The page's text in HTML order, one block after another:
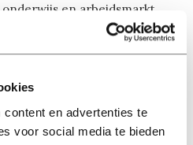
en advertenties te
voor social media te bieden
en arbeidsmarkt.
baat bij.”
universiteiten (VSNU),
jaar geleden voorgesteld
op werk